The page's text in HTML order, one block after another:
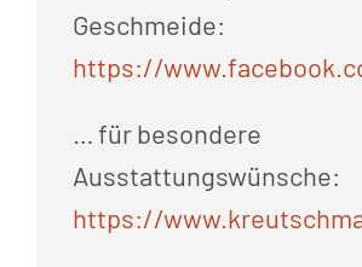
Geschmeide:
https://
… für besondere
Ausstattungswünsche:
https://